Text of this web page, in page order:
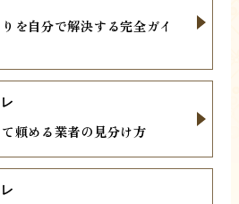
を自分で解決する完全ガイ
頼める業者の見分け方